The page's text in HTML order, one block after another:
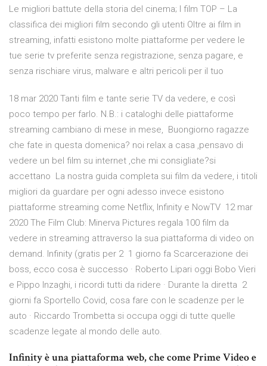
Le migliori battute della storia del cinema; I film TOP – La
classifica dei migliori film secondo gli utenti Oltre ai film in
streaming, infatti esistono molte piattaforme per vedere le
tue serie tv preferite senza registrazione, senza pagare, e
senza rischiare virus, malware e altri pericoli per il tuo
18 mar 2020 Tanti film e tante serie TV da vedere, e così
poco tempo per farlo. N.B.: i cataloghi delle piattaforme
streaming cambiano di mese in mese, Buongiorno ragazze
che fate in questa domenica? noi relax a casa ,pensavo di
vedere un bel film su internet ,che mi consigliate?si
accettano La nostra guida completa sui film da vedere, i titoli
migliori da guardare per ogni adesso invece esistono
piattaforme streaming come Netflix, Infinity e NowTV 12 mar
2020 The Film Club: Minerva Pictures regala 100 film da
vedere in streaming attraverso la sua piattaforma di video on
demand. Infinity (gratis per 2 1 giorno fa Scarcerazione dei
boss, ecco cosa è successo · Roberto Lipari oggi Bobo Vieri
e Pippo Inzaghi, i ricordi tutti da ridere · Durante la diretta 2
giorni fa Sportello Covid, cosa fare con le scadenze per le
auto · Riccardo Trombetta si occupa oggi di tutte quelle
scadenze legate al mondo delle auto.
Infinity è una piattaforma web, che come Prime Video e